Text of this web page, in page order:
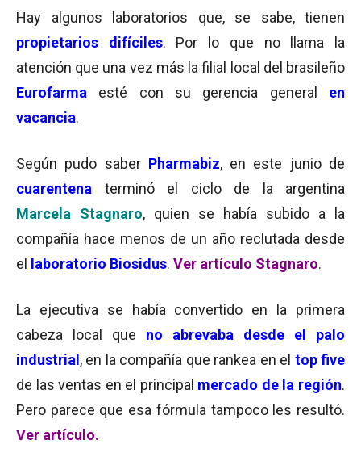
Hay algunos laboratorios que, se sabe, tienen
propietarios difíciles. Por lo que no llama la
atención que una vez más la filial local del brasileño
Eurofarma esté con su gerencia general en
vacancia.
Según pudo saber Pharmabiz, en este junio de
cuarentena terminó el ciclo de la argentina
Marcela Stagnaro, quien se había subido a la
compañía hace menos de un año reclutada desde
el
laboratorio Biosidus. Ver artículo Stagnaro.
La ejecutiva se había convertido en la primera
cabeza local que no abrevaba desde el palo
industrial , en la compañía que rankea en el top five
de las ventas en el principal mercado de la región.
Pero parece que esa fórmula tampoco les resultó.
Ver artículo.